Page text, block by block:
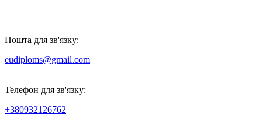
Пошта для зв'язку:
eudiploms@gmail.com
Телефон для зв'язку:
+380932126762